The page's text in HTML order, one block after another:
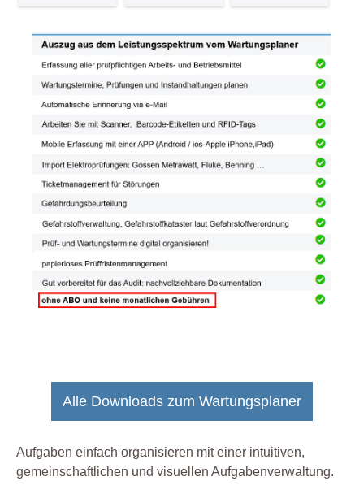
Alle Downloads zum Wartungsplaner
Aufgaben einfach organisieren mit einer intuitiven,
gemeinschaftlichen und visuellen Aufgabenverwaltung.